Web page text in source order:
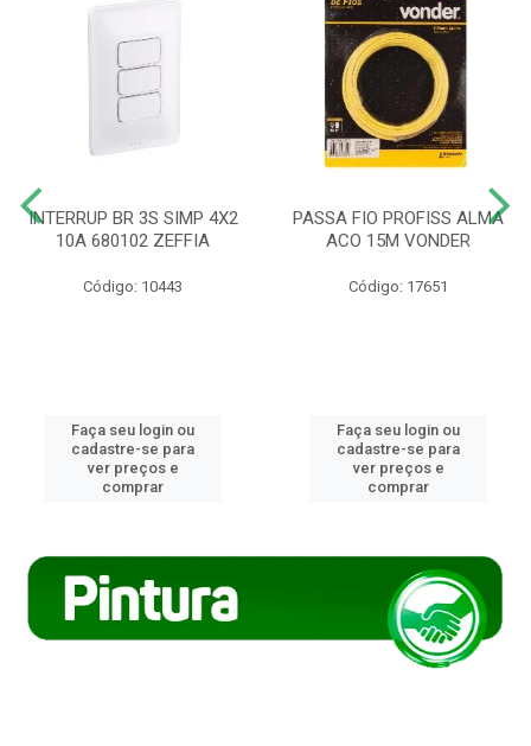
INTERRUP BR 3S SIMP 4X2
10A 680102 ZEFFIA
Código: 10443
Faça seu login ou
cadastre-se para
ver preços e
comprar
PASSA FIO PROFISS ALMA
ACO 15M VONDER
Código: 17651
Faça seu login ou
cadastre-se para
ver preços e
comprar